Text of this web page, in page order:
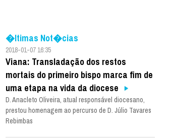
�ltimas Not�cias
2018-01-07 16:35
Viana: Transladação dos restos
mortais do primeiro bispo marca fim de
uma etapa na vida da diocese
D. Anacleto Oliveira, atual responsável diocesano,
prestou homenagem ao percurso de D. Júlio Tavares
Rebimbas